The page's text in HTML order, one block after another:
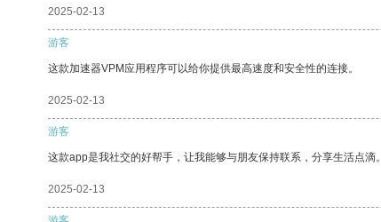
2025-02-13
游客
这款加速器VPM应用程序可以给你提供最高速度和安全性的连接。
2025-02-13
游客
这款app是我社交的好帮手，让我能够与朋友保持联系，分享生活点滴。
2025-02-13